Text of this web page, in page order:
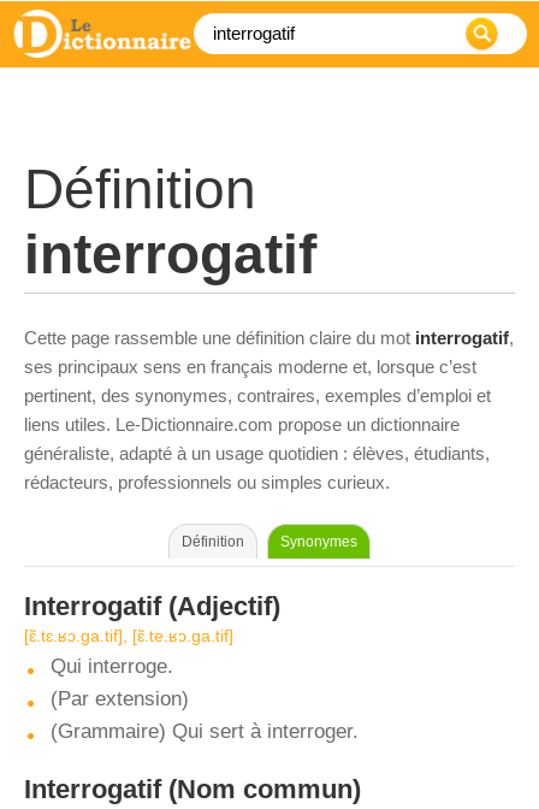
Définition
interrogatif
Cette page rassemble une définition claire du mot interrogatif,
ses principaux sens en français moderne et, lorsque c’est
pertinent, des synonymes, contraires, exemples d’emploi et
liens utiles. Le-Dictionnaire.com propose un dictionnaire
généraliste, adapté à un usage quotidien : élèves, étudiants,
rédacteurs, professionnels ou simples curieux.
Définition Synonymes
Interrogatif(Adjectif)
[ɛ̃.tɛ.ʁɔ.ɡa.tif], [ɛ̃.te.ʁɔ.ɡa.tif]
Qui interroge.
(Par extension)
(Grammaire) Qui sert à interroger.
Interrogatif(Nom commun)